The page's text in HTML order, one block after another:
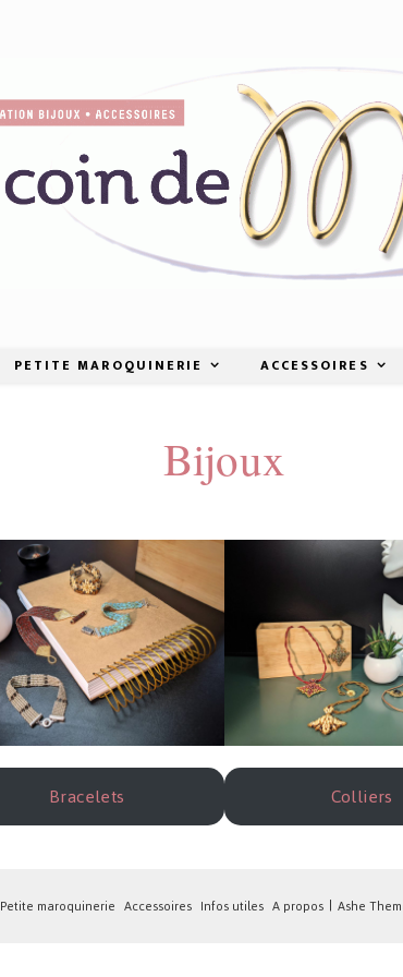
PETITE MAROQUINERIE ACCESSOIRES
Bijoux
Bracelets Colliers
Ashe
Petite maroquinerie Accessoires Infos utiles A propos